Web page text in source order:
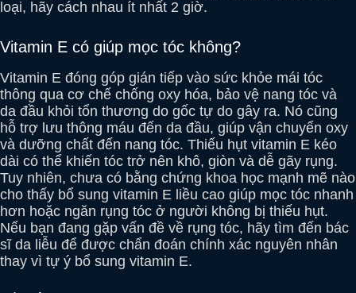
loại, hãy cách nhau ít nhất 2 giờ.
Vitamin E có giúp mọc tóc không?
Vitamin E đóng góp gián tiếp vào sức khỏe mái tóc
thông qua cơ chế chống oxy hóa, bảo vệ nang tóc và
da đầu khỏi tổn thương do gốc tự do gây ra. Nó cũng
hỗ trợ lưu thông máu đến da đầu, giúp vận chuyển oxy
và dưỡng chất đến nang tóc. Thiếu hụt vitamin E kéo
dài có thể khiến tóc trở nên khô, giòn và dễ gãy rụng.
Tuy nhiên, chưa có bằng chứng khoa học mạnh mẽ nào
cho thấy bổ sung vitamin E liều cao giúp mọc tóc nhanh
hơn hoặc ngăn rụng tóc ở người không bị thiếu hụt.
Nếu bạn đang gặp vấn đề về rụng tóc, hãy tìm đến bác
sĩ da liễu để được chẩn đoán chính xác nguyên nhân
thay vì tự ý bổ sung vitamin E.